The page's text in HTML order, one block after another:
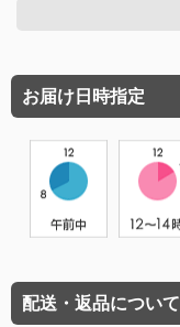
お届け日時指定
配送・返品について